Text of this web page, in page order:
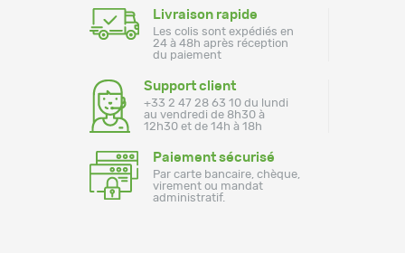
Livraison rapide
Les colis sont expédiés en
24 à 48h après réception
du paiement
Support client
+33 2 47 28 63 10 du lundi
au vendredi de 8h30 à
12h30 et de 14h à 18h
Paiement sécurisé
Par carte bancaire, chèque,
virement ou mandat
administratif.